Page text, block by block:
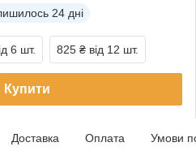
24 дні
6 шт. 825 ₴ від 12 шт.
Купити
Доставка Оплата Умови